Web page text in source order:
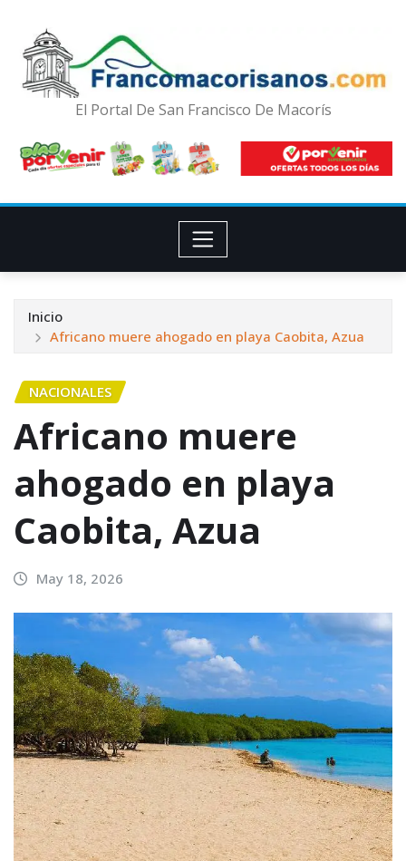
El Portal De San Francisco De Macorís
Inicio
Africano muere ahogado en playa Caobita, Azua
NACIONALES
Africano muere
ahogado en playa
Caobita, Azua
May 18, 2026